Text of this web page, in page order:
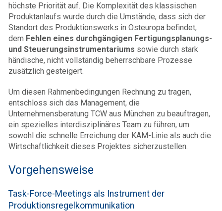
höchste Priorität auf. Die Komplexität des klassischen
Produktanlaufs wurde durch die Umstände, dass sich der
Standort des Produktionswerks in Osteuropa befindet,
dem Fehlen eines durchgängigen Fertigungsplanungs-
und Steuerungsinstrumentariums sowie durch stark
händische, nicht vollständig beherrschbare Prozesse
zusätzlich gesteigert.
Um diesen Rahmenbedingungen Rechnung zu tragen,
entschloss sich das Management, die
Unternehmensberatung TCW aus München zu beauftragen,
ein spezielles interdisziplinäres Team zu führen, um
sowohl die schnelle Erreichung der KAM-Linie als auch die
Wirtschaftlichkeit dieses Projektes sicherzustellen.
Vorgehensweise
Task-Force-Meetings als Instrument der
Produktionsregelkommunikation